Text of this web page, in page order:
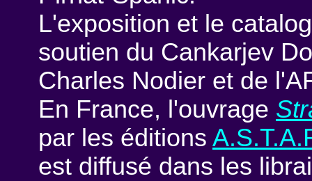
L'exposition et le
soutien du Cankarjev
Charles Nodier et de
En France, l'ouvrage
par les éditions
est diffusé dans les